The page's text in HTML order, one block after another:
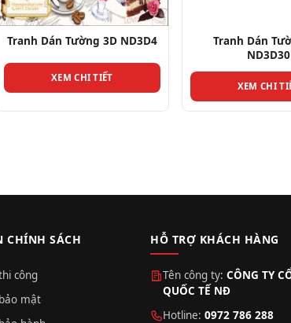
Tranh Dán Tường 3D ND3D4
XEM CHI TIẾT
Tranh Dán
ND3D30
XEM CHI
CHÍNH SÁCH
công
mật
HỖ TRỢ KHÁCH HÀNG
Tên công ty:CÔNG TY
QUỐC TẾ NĐ
Hotline:0972 786 288